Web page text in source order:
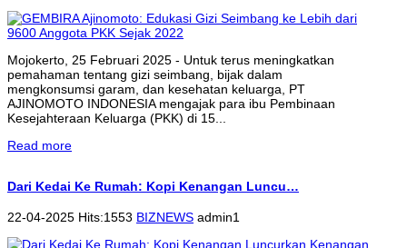
Mojokerto, 25 Februari 2025 - Untuk terus meningkatkan
pemahaman tentang gizi seimbang, bijak dalam
mengkonsumsi garam, dan kesehatan keluarga, PT
AJINOMOTO INDONESIA mengajak para ibu Pembinaan
Kesejahteraan Keluarga (PKK) di 15...
Read more
Dari Kedai Ke Rumah: Kopi Kenangan Luncu…
22-04-2025 Hits:1553 BIZNEWS admin1